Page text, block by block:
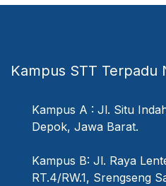
Kampus STT Terpadu
Kampus A : Jl. Situ
Depok, Jawa Barat.
Kampus B: Jl. Raya
RT.4/RW.1, Srengseng